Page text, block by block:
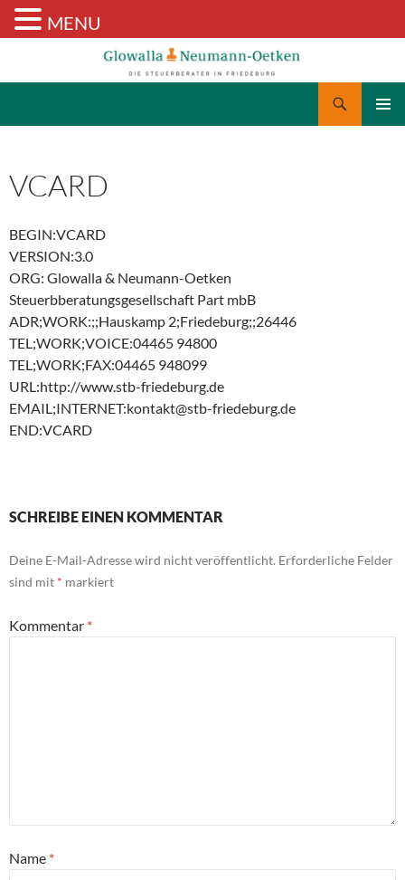
VCARD
BEGIN:VCARD
VERSION:3.0
ORG: Glowalla & Neumann-Oetken
Steuerbberatungsgesellschaft Part mbB
ADR;WORK:;;Hauskamp 2;Friedeburg;;26446
TEL;WORK;VOICE:04465 94800
TEL;WORK;FAX:04465 948099
URL:http://www.stb-friedeburg.de
EMAIL;INTERNET:kontakt@stb-friedeburg.de
END:VCARD
SCHREIBE EINEN KOMMENTAR
Deine E-Mail-Adresse wird nicht veröffentlicht. Erforderliche Felder
sind mit * markiert
Kommentar *
Name *
MENU